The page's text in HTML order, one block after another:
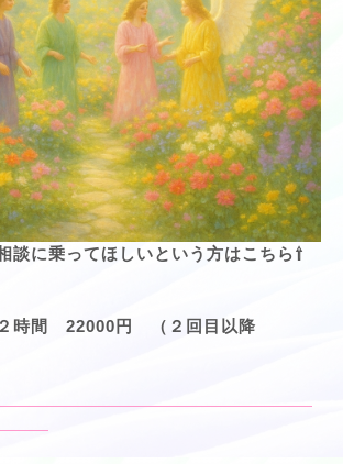
談に乗ってほしいという方はこちら⇧
２時間 22000円 （２回目以降